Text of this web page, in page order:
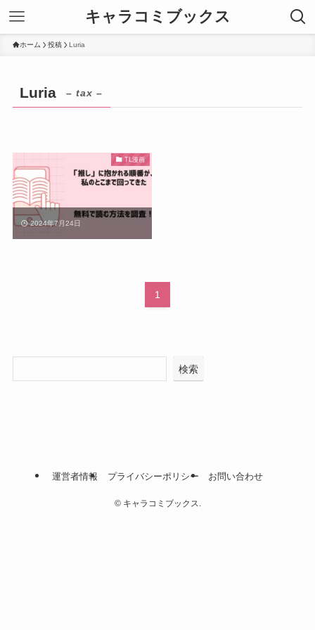
キャラコミブックス
ホーム 投稿 Luria
Luria – tax –
TL漫画
2024年7月24日
1
検索
運営者情報 プライバシーポリシー お問い合わせ
©キャラコミブックス.